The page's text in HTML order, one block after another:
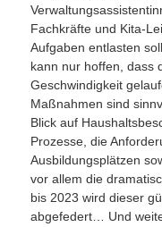
Fachkräfte und Kita-
Aufgaben entlasten
kann nur hoffen, dass
Geschwindigkeit
Maßnahmen sind
Blick auf
Prozesse, die
Ausbildungsplätzen
vor allem die
bis 2023 wird dieser
abgefedert… Und